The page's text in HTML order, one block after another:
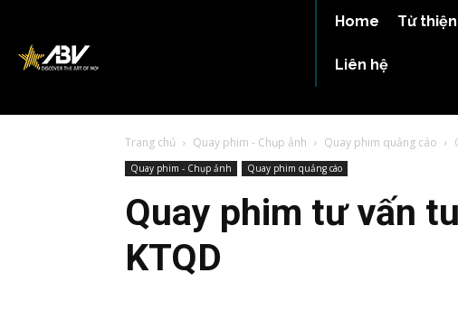
Home Từ thiện
Liên hệ
Trang chủ Quay phim - Chụp ảnh Quay phim quảng cáo
Quay phim - Chụp ảnh Quay phim quảng cáo
Quay phim tư vấn
KTQD